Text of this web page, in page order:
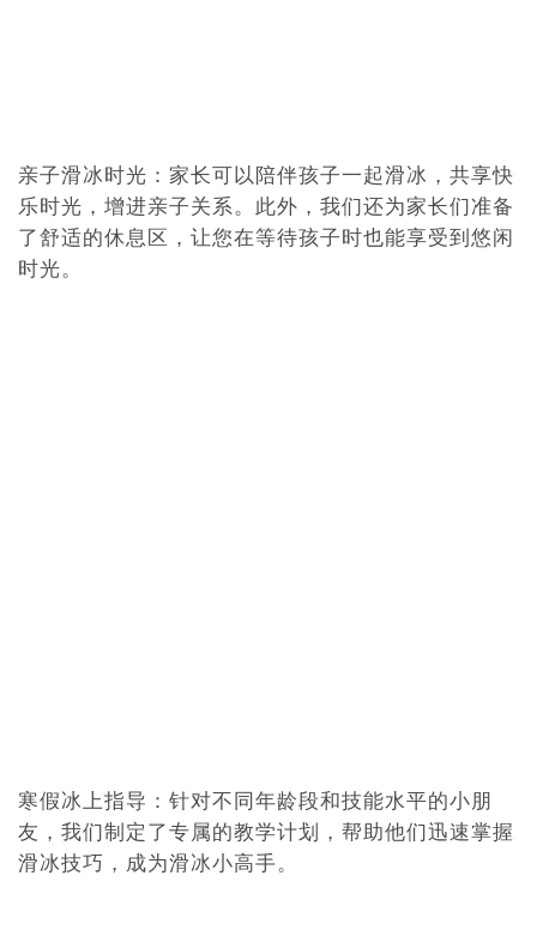
亲子滑冰时光：家长可以陪伴孩子一起滑冰，共享快
乐时光，增进亲子关系。此外，我们还为家长们准备
了舒适的休息区，让您在等待孩子时也能享受到悠闲
时光。
寒假冰上指导：针对不同年龄段和技能水平的小朋
友，我们制定了专属的教学计划，帮助他们迅速掌握
滑冰技巧，成为滑冰小高手。